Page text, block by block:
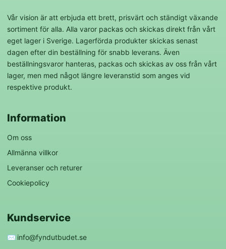
Vår vision är att erbjuda ett brett, prisvärt och ständigt växande
sortiment för alla. Alla varor packas och skickas direkt från vårt
eget lager i Sverige. Lagerförda produkter skickas senast
dagen efter din beställning för snabb leverans. Även
beställningsvaror hanteras, packas och skickas av oss från vårt
lager, men med något längre leveranstid som anges vid
respektive produkt.
Information
Om oss
Allmänna villkor
Leveranser och returer
Cookiepolicy
Kundservice
✉️ info@fyndutbudet.se